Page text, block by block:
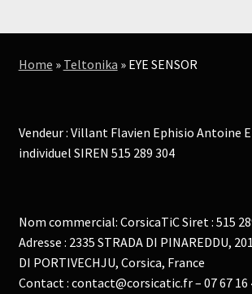
Home » Teltonika »EYE SENSOR
Vendeur : Villant Flavien Ephisio Antoine
individuel SIREN 515 289 304
Nom commercial: CorsicaTiC Siret : 515
Adresse : 2335 STRADA DI PINAREDDU,
DI PORTIVECHJU, Corsica, France
Contact : contact@corsicatic.fr – 07 67 16